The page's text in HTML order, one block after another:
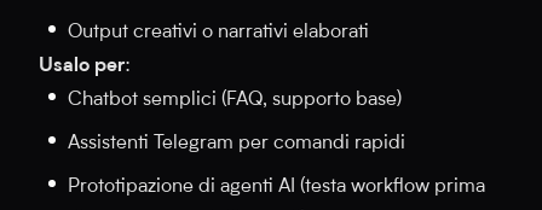
Output creativi o narrativi elaborati
Usalo per:
Chatbot semplici (FAQ, supporto base)
Assistenti Telegram per comandi rapidi
Prototipazione di agenti AI (testa workflow prima